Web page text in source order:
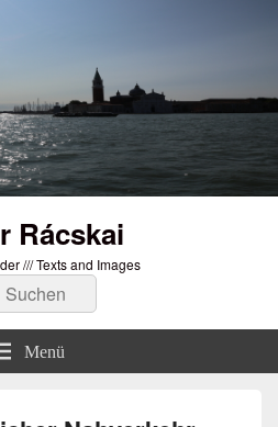
Rácskai
/// Texts and Images
Suchen
Menü